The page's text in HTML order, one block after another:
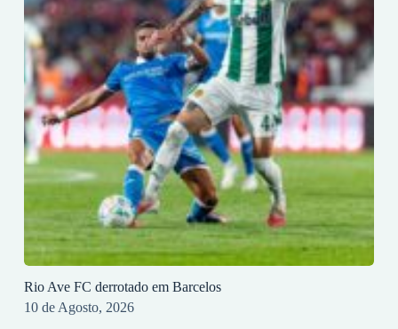
Rio Ave FC derrotado em Barcelos
10 de Agosto, 2026